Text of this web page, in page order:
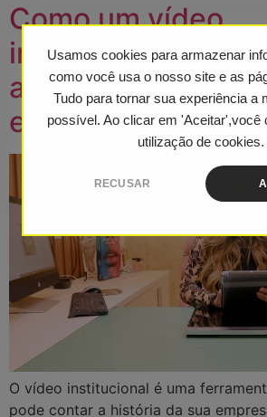
Usamos cookies para armazenar
como você usa o nosso site e as
Tudo para tornar sua experiência a
possível. Ao clicar em 'Aceitar',você
utilização de cookies.
RECUSAR
Como um vídeo
institucional pode
a visibilidade da
empresa
O vídeo institucional é uma
pode contar a história da sua